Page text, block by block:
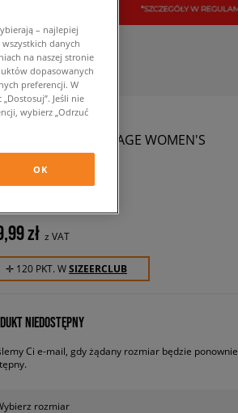
TSHIRT HERITAGE WOMEN'S
zł z VAT
✛ 120 PKT. WSIZEERCLUB
NIEDOSTĘPNY
Ci e-mail, gdy żądany rozmiar będzie ponownie
rozmiar
– najlepiej
danych
na naszej stronie
dopasowanych
preferencji. W
Jeśli nie
wybierz „Odrzuć
OK